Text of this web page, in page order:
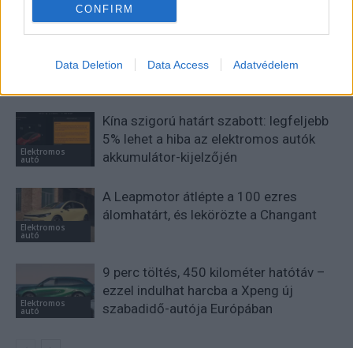
CONFIRM
Data Deletion Data Access Adatvédelem
kütyü és immár e-autó rajongó!
Elektromos
autó
Kína szigorú határt szabott: legfeljebb
5% lehet a hiba az elektromos autók
akkumulátor-kijelzőjén
Elektromos
autó
A Leapmotor átlépte a 100 ezres
álomhatárt, és lekörözte a Changant
Elektromos
autó
9 perc töltés, 450 kilométer hatótáv –
ezzel indulhat harcba a Xpeng új
szabadidő-autója Európában